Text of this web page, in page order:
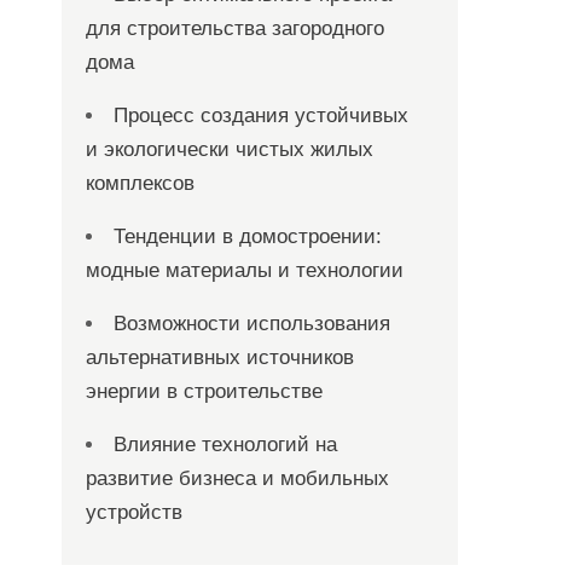
для строительства загородного
дома
Процесс создания устойчивых
и экологически чистых жилых
комплексов
Тенденции в домостроении:
модные материалы и технологии
Возможности использования
альтернативных источников
энергии в строительстве
Влияние технологий на
развитие бизнеса и мобильных
устройств